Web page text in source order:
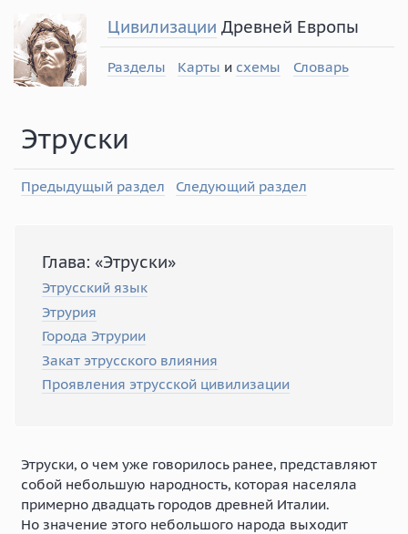
Цивилизации Древней Европы
Разделы Карты и схемы Словарь
Этруски
Предыдущый раздел Следующий раздел
Глава: «Этруски»
Этрусский язык
Этрурия
Города Этрурии
Закат этрусского влияния
Проявления этрусской цивилизации
Этруски, о чем уже говорилось ранее, представляют
собой небольшую народность, которая населяла
примерно двадцать городов древней Италии.
Но значение этого небольшого народа выходит